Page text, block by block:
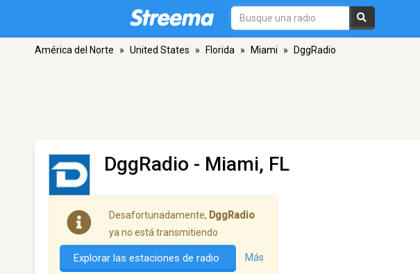
América del Norte » United States » Florida » Miami » DggRadio
DggRadio - Miami, FL
Desafortunadamente, DggRadio
ya no está transmitiendo
Explorar las estaciones de radio Más